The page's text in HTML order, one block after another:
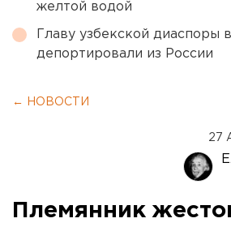
желтой водой
Главу узбекской диаспоры
депортировали из России
← НОВОСТИ
27
Племянник